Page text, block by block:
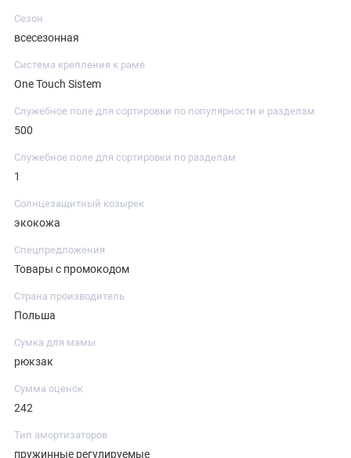
Сезон
всесезонная
Система крепления к раме
One Touch Sistem
Служебное поле для сортировки по популярности и разделам
500
Служебное поле для сортировки по разделам
1
Солнцезащитный козырек
экокожа
Спецпредложения
Товары с промокодом
Страна производитель
Польша
Сумка для мамы
рюкзак
Сумма оценок
242
Тип амортизаторов
пружинные регулируемые